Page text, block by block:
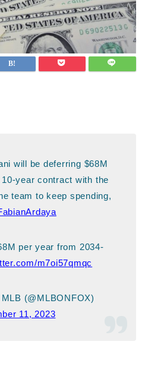
will be deferring $68M
year contract with the
team to keep spending,
per year from 2034-
m7oi57qmqc
(@MLBONFOX)
11, 2023